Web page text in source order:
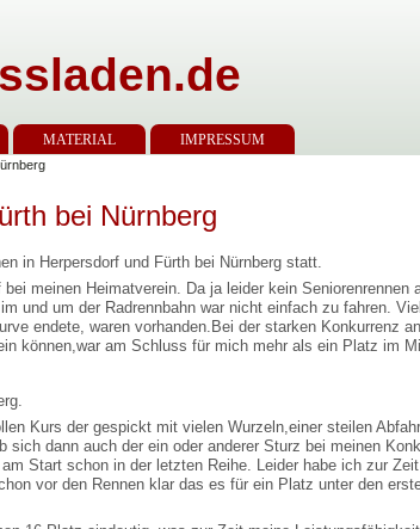
MATERIAL IMPRESSUM
bei Nürnberg
in Herpersdorf und Fürth bei Nürnberg statt.
meinen Heimatverein. Da ja leider kein Seniorenrennen
und um der Radrennbahn war nicht einfach zu fahren.
endete, waren vorhanden.Bei der starken Konkurrenz
können,war am Schluss für mich mehr als ein Platz im
Kurs der gespickt mit vielen Wurzeln,einer steilen
sich dann auch der ein oder anderer Sturz bei meinen
Start schon in der letzten Reihe. Leider habe ich zur
vor den Rennen klar das es für ein Platz unter den